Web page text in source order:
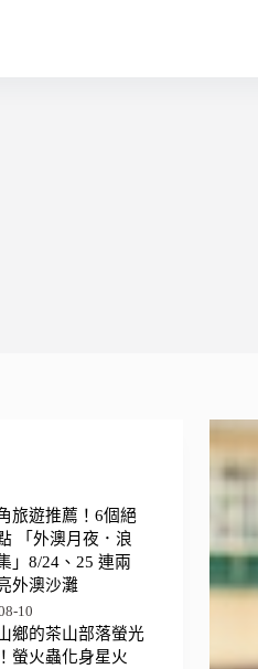
旅遊推薦！6個絕
「外澳月夜．浪
」8/24、25 連兩
外澳沙灘
10
鄉的茶山部落螢光
螢火蟲化身星火